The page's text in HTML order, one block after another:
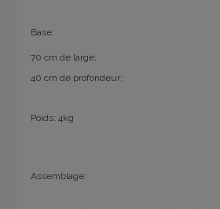
Base:
70 cm de large;
40 cm de profondeur;
Poids: 4kg
Assemblage: